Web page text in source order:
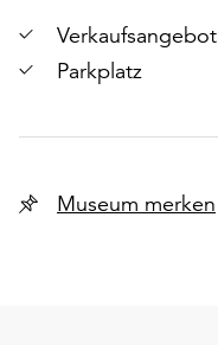
Verkaufsangebot
Parkplatz
Museum merken